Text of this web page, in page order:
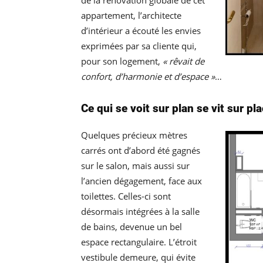
appartement, l’architecte
d’intérieur a écouté les envies
exprimées par sa cliente qui,
pour son logement, « rêvait de
confort, d’harmonie et d’espace »…
Ce qui se voit sur plan se vit sur
Quelques précieux mètres
carrés ont d’abord été gagnés
sur le salon, mais aussi sur
l’ancien dégagement, face aux
toilettes. Celles-ci sont
désormais intégrées à la salle
de bains, devenue un bel
espace rectangulaire. L’étroit
vestibule demeure, qui évite